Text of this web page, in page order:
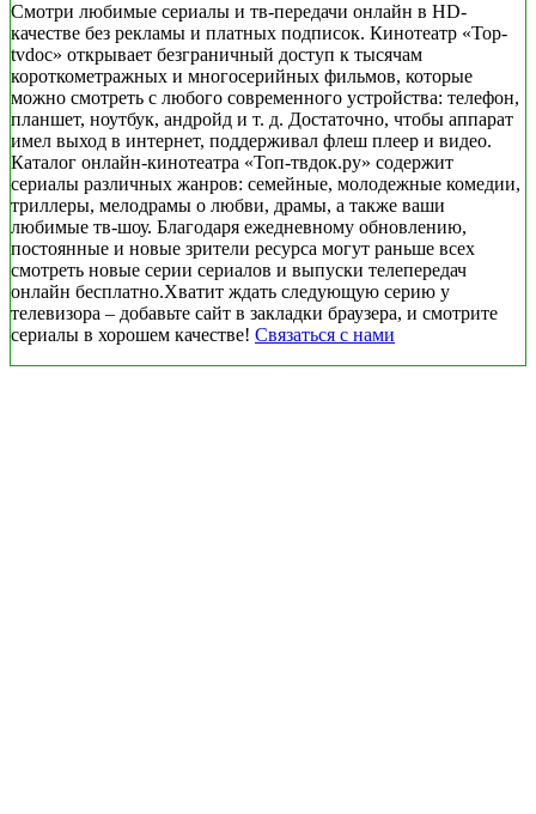
Смотри любимые сериалы и тв-передачи онлайн в HD-
качестве без рекламы и платных подписок. Кинотеатр «Top-
tvdoc» открывает безграничный доступ к тысячам
короткометражных и многосерийных фильмов, которые
можно смотреть с любого современного устройства: телефон,
планшет, ноутбук, андройд и т. д. Достаточно, чтобы аппарат
имел выход в интернет, поддерживал флеш плеер и видео.
Каталог онлайн-кинотеатра «Топ-твдок.ру» содержит
сериалы различных жанров: семейные, молодежные комедии,
триллеры, мелодрамы о любви, драмы, а также ваши
любимые тв-шоу. Благодаря ежедневному обновлению,
постоянные и новые зрители ресурса могут раньше всех
смотреть новые серии сериалов и выпуски телепередач
онлайн бесплатно.Хватит ждать следующую серию у
телевизора – добавьте сайт в закладки браузера, и смотрите
сериалы в хорошем качестве! Связаться с нами